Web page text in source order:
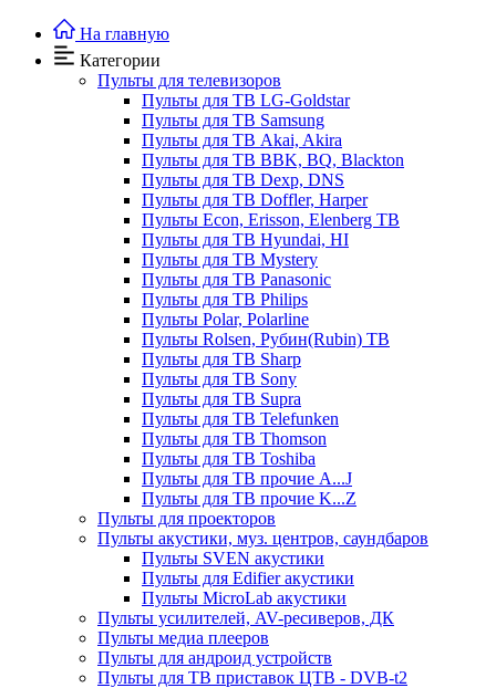
На главную
Категории
Пульты для телевизоров
Пульты для ТВ LG-Goldstar
Пульты для ТВ Samsung
Пульты для ТВ Akai, Akira
Пульты для ТВ BBK, BQ, Blackton
Пульты для ТВ Dexp, DNS
Пульты для ТВ Doffler, Harper
Пульты Econ, Erisson, Elenberg ТВ
Пульты для ТВ Hyundai, HI
Пульты для ТВ Mystery
Пульты для ТВ Panasonic
Пульты для ТВ Philips
Пульты Polar, Polarline
Пульты Rolsen, Рубин(Rubin) ТВ
Пульты для ТВ Sharp
Пульты для ТВ Sony
Пульты для ТВ Supra
Пульты для ТВ Telefunken
Пульты для ТВ Thomson
Пульты для ТВ Toshiba
Пульты для ТВ прочие A...J
Пульты для ТВ прочие K...Z
Пульты для проекторов
Пульты акустики, муз. центров, саундбаров
Пульты SVEN акустики
Пульты для Edifier акустики
Пульты MicroLab акустики
Пульты усилителей, AV-ресиверов, ДК
Пульты медиа плееров
Пульты для андроид устройств
Пульты для ТВ приставок ЦТВ - DVB-t2